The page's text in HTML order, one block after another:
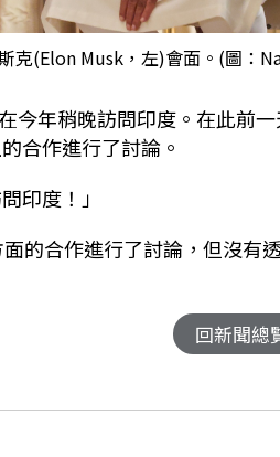
克(Elon Musk，左)會面。(圖：
今年稍晚訪問印度。在此前
合作進行了討論。
印度！」
的合作進行了討論，但沒有
回新聞總